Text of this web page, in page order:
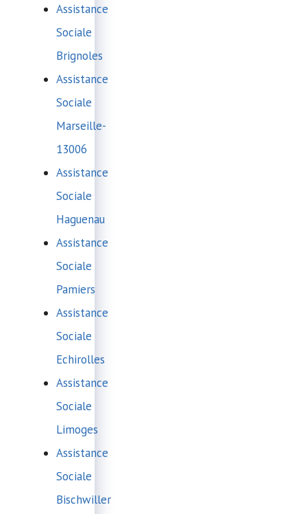
Assistance
Sociale
Brignoles
Assistance
Sociale
Marseille-
13006
Assistance
Sociale
Haguenau
Assistance
Sociale
Pamiers
Assistance
Sociale
Echirolles
Assistance
Sociale
Limoges
Assistance
Sociale
Bischwiller